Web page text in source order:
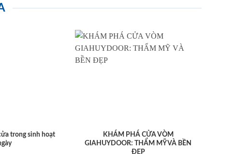
trong sinh hoạt
KHÁM PHÁ CỬA VÒM
GIAHUYDOOR: THẨM MỸ VÀ BỀN
ĐẸP